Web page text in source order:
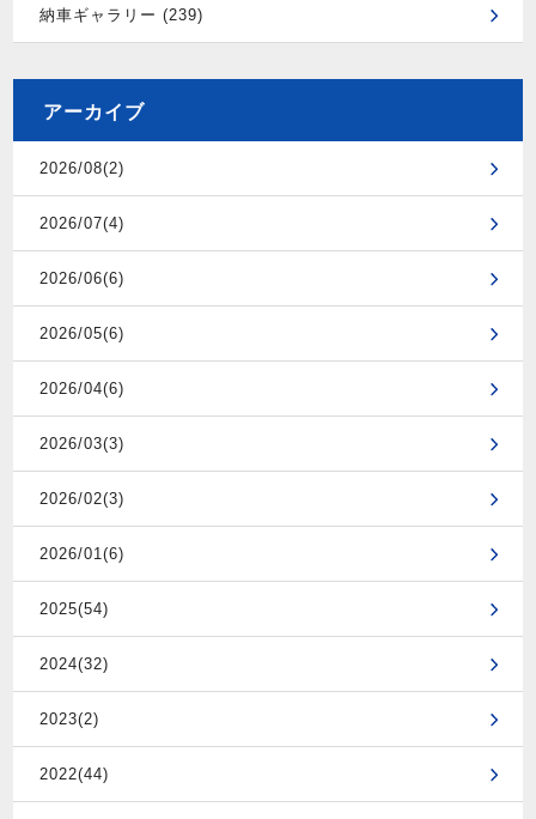
納車ギャラリー (239)
アーカイブ
2026/08(2)
2026/07(4)
2026/06(6)
2026/05(6)
2026/04(6)
2026/03(3)
2026/02(3)
2026/01(6)
2025(54)
2024(32)
2023(2)
2022(44)